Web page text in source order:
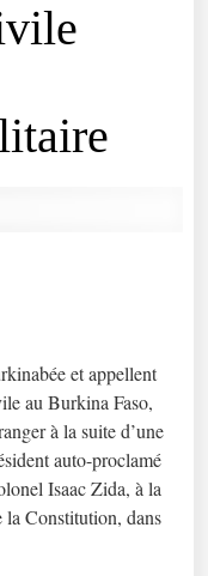
et appellent
au Burkina Faso,
à la suite d’une
auto-proclamé
Isaac Zida, à la
la Constitution, dans